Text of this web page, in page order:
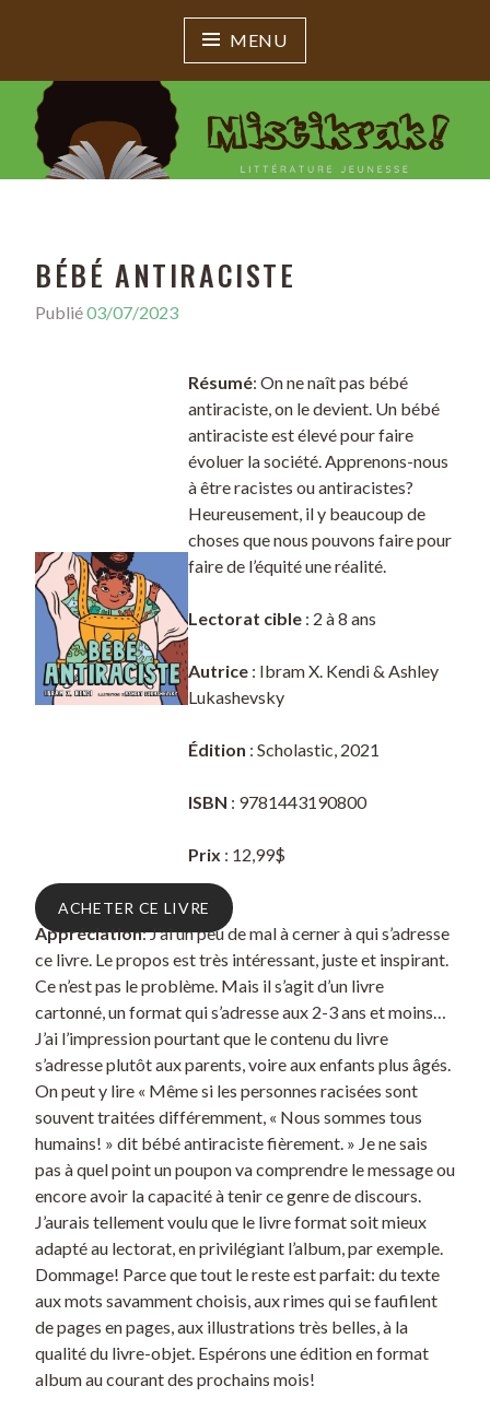
MENU
MISTIKRAK !
Littérature jeunesse
BÉBÉ ANTIRACISTE
Publié03/07/2023
Résumé: On ne naît pas bébé
antiraciste, on le devient. Un bébé
antiraciste est élevé pour faire
évoluer la société. Apprenons-nous
à être racistes ou antiracistes?
Heureusement, il y beaucoup de
choses que nous pouvons faire pour
faire de l’équité une réalité.
Lectorat cible : 2 à 8 ans
Autrice : Ibram X. Kendi & Ashley
Lukashevsky
Édition : Scholastic, 2021
ISBN : 9781443190800
Prix : 12,99$
ACHETER CE LIVRE
Appréciation: J’ai un peu de mal à cerner à qui s’adresse
ce livre. Le propos est très intéressant, juste et inspirant.
Ce n’est pas le problème. Mais il s’agit d’un livre
cartonné, un format qui s’adresse aux 2-3 ans et moins…
J’ai l’impression pourtant que le contenu du livre
s’adresse plutôt aux parents, voire aux enfants plus âgés.
On peut y lire « Même si les personnes racisées sont
souvent traitées différemment, « Nous sommes tous
humains! » dit bébé antiraciste fièrement. » Je ne sais
pas à quel point un poupon va comprendre le message ou
encore avoir la capacité à tenir ce genre de discours.
J’aurais tellement voulu que le livre format soit mieux
adapté au lectorat, en privilégiant l’album, par exemple.
Dommage! Parce que tout le reste est parfait: du texte
aux mots savamment choisis, aux rimes qui se faufilent
de pages en pages, aux illustrations très belles, à la
qualité du livre-objet. Espérons une édition en format
album au courant des prochains mois!